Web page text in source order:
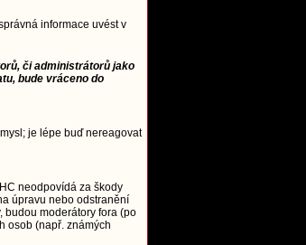
informace uvést v
či administrátorů jako
bude vráceno do
je lépe buď nereagovat
neodpovídá za škody
úpravu nebo odstranění
budou moderátory fora (po
osob (např. známých